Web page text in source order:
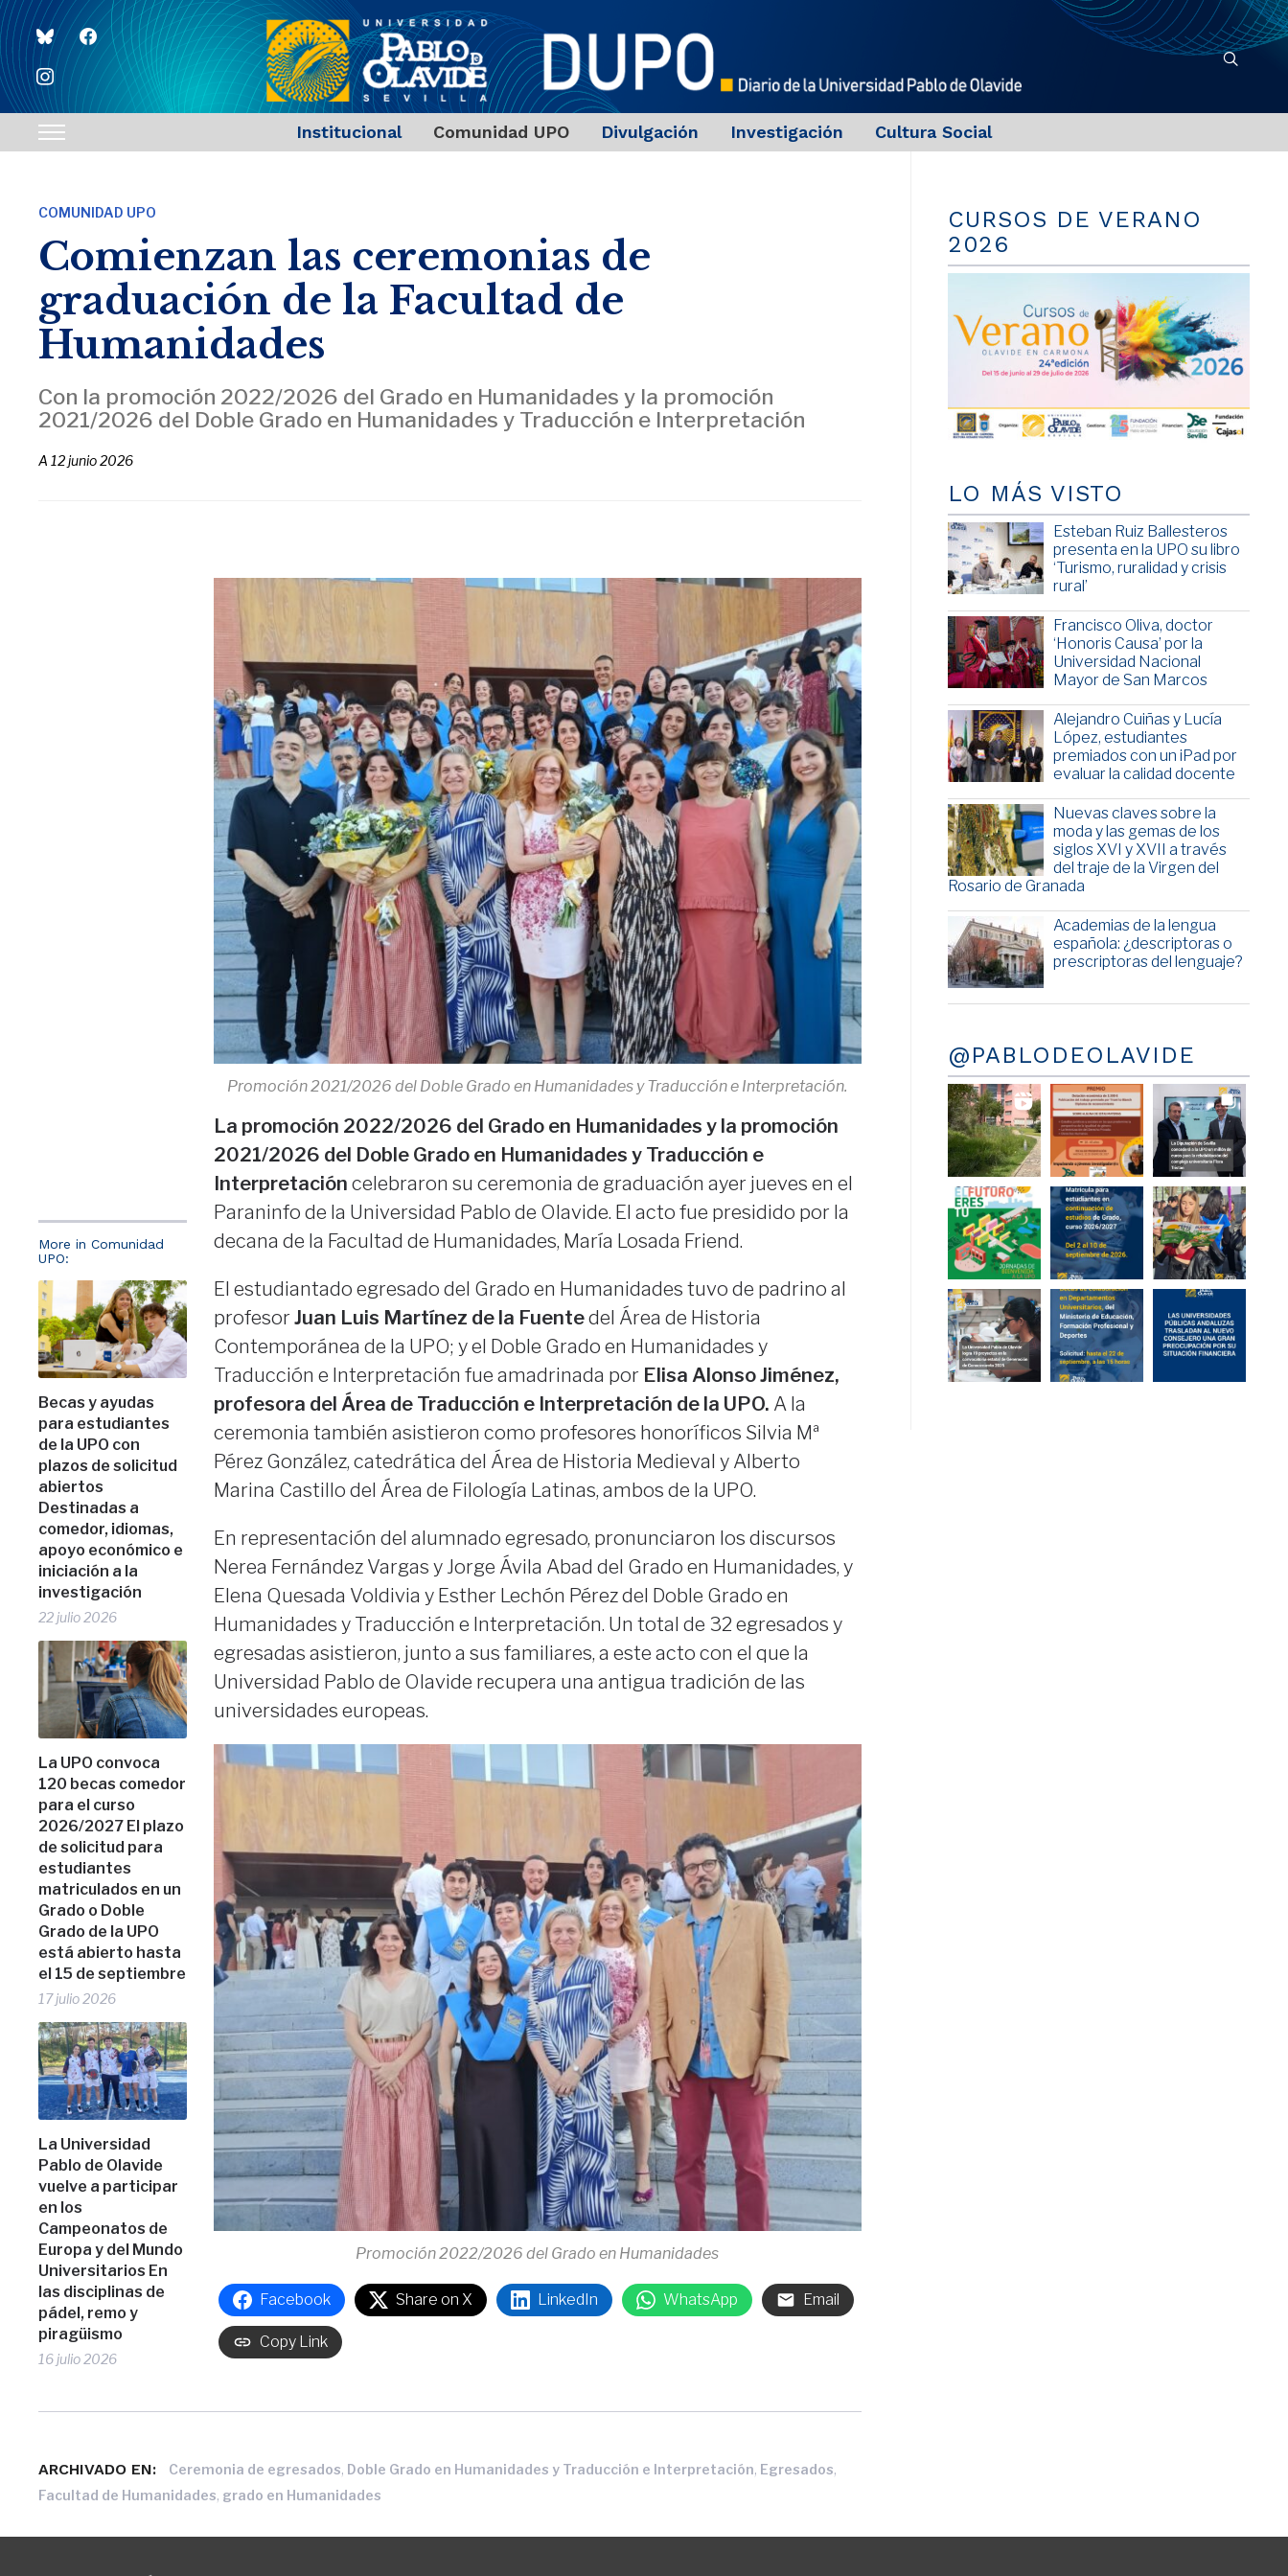
blueskyfacebook
instagram
Toggle
navigation
Institucional Comunidad UPO Divulgación Investigación Cultura Social
COMUNIDAD UPO
Comienzan las ceremonias de
graduación de la Facultad de
Humanidades
Con la promoción 2022/2026 del Grado en Humanidades y la promoción
2021/2026 del Doble Grado en Humanidades y Traducción e Interpretación
A 12 junio 2026
More in Comunidad
UPO:
Becas y ayudas
para estudiantes
de la UPO con
plazos de solicitud
abiertos
Destinadas a
comedor, idiomas,
apoyo económico e
iniciación a la
investigación
22 julio 2026
La UPO convoca
120 becas comedor
para el curso
2026/2027 El plazo
de solicitud para
estudiantes
matriculados en un
Grado o Doble
Grado de la UPO
está abierto hasta
el 15 de septiembre
17 julio 2026
La Universidad
Pablo de Olavide
vuelve a participar
en los
Campeonatos de
Europa y del Mundo
Universitarios En
las disciplinas de
pádel, remo y
piragüismo
16 julio 2026
Promoción 2021/2026 del Doble Grado en Humanidades y Traducción e Interpretación.
La promoción 2022/2026 del Grado en Humanidades y la promoción
2021/2026 del Doble Grado en Humanidades y Traducción e
Interpretación celebraron su ceremonia de graduación ayer jueves en el
Paraninfo de la Universidad Pablo de Olavide. El acto fue presidido por la
decana de la Facultad de Humanidades, María Losada Friend.
El estudiantado egresado del Grado en Humanidades tuvo de padrino al
profesor Juan Luis Martínez de la Fuentedel Área de Historia
Contemporánea de la UPO; y el Doble Grado en Humanidades y
Traducción e Interpretación fue amadrinada por Elisa Alonso Jiménez,
profesora del Área de Traducción e Interpretación de la UPO. A la
ceremonia también asistieron como profesores honoríficos Silvia Mª
Pérez González, catedrática del Área de Historia Medieval y Alberto
Marina Castillo del Área de Filología Latinas, ambos de la UPO.
En representación del alumnado egresado, pronunciaron los discursos
Nerea Fernández Vargas y Jorge Ávila Abad del Grado en Humanidades, y
Elena Quesada Voldivia y Esther Lechón Pérez del Doble Grado en
Humanidades y Traducción e Interpretación. Un total de 32 egresados y
egresadas asistieron, junto a sus familiares, a este acto con el que la
Universidad Pablo de Olavide recupera una antigua tradición de las
universidades europeas.
Promoción 2022/2026 del Grado en Humanidades
Facebook Share on X LinkedIn WhatsApp Email
Copy Link
ARCHIVADO EN: Ceremonia de egresados, Doble Grado en Humanidades y Traducción e Interpretación, Egresados,
Facultad de Humanidades, grado en Humanidades
CURSOS DE VERANO
2026
LO MÁS VISTO
Esteban Ruiz Ballesteros
presenta en la UPO su libro
‘Turismo, ruralidad y crisis
rural’
Francisco Oliva, doctor
‘Honoris Causa’ por la
Universidad Nacional
Mayor de San Marcos
Alejandro Cuiñas y Lucía
López, estudiantes
premiados con un iPad por
evaluar la calidad docente
Nuevas claves sobre la
moda y las gemas de los
siglos XVI y XVII a través
del traje de la Virgen del
Rosario de Granada
Academias de la lengua
española: ¿descriptoras o
prescriptoras del lenguaje?
@PABLODEOLAVIDE